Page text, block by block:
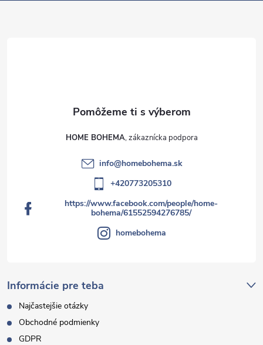
Informácie pre teba
Najčastejšie otázky
Obchodné podmienky
GDPR
HOME BOHEMA
info@homebohema.sk
+420773205310
https://www.facebook.com/people/home-
bohema/61552594276785/
homebohema